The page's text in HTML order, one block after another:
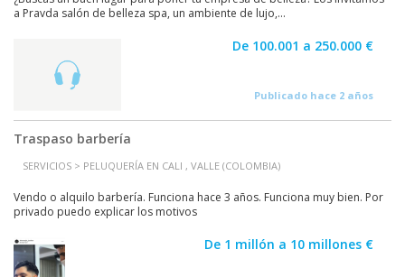
a Pravda salón de belleza spa, un ambiente de lujo,...
De 100.001 a 250.000 €
Publicado hace 2 años
Traspaso barbería
SERVICIOS > PELUQUERÍA EN CALI , VALLE (COLOMBIA)
Vendo o alquilo barbería. Funciona hace 3 años. Funciona muy bien. Por
privado puedo explicar los motivos
De 1 millón a 10 millones €